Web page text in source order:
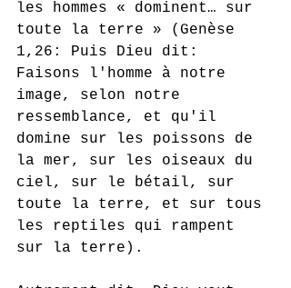
les hommes « dominent… sur
toute la terre » (Genèse
1,26: Puis Dieu dit:
Faisons l'homme à notre
image, selon notre
ressemblance, et qu'il
domine sur les poissons de
la mer, sur les oiseaux du
ciel, sur le bétail, sur
toute la terre, et sur tous
les reptiles qui rampent
sur la terre).